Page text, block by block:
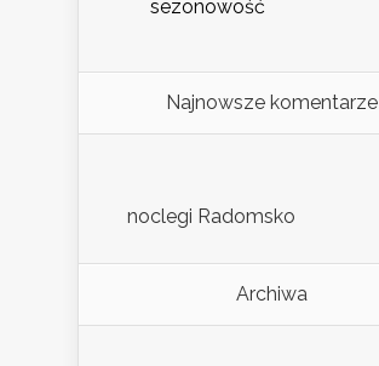
sezonowość
Najnowsze komentarze
noclegi Radomsko
Archiwa